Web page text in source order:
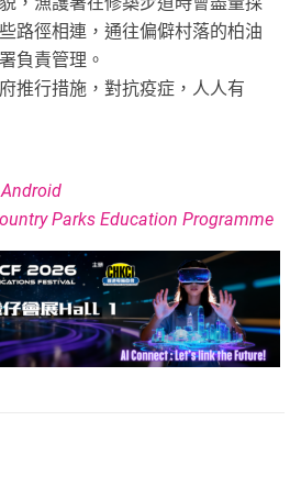
路徑相連，通往偏僻村落的柏油
負責管理。
推行措施，對抗疫症，人人有
Android
Parks Education Programme